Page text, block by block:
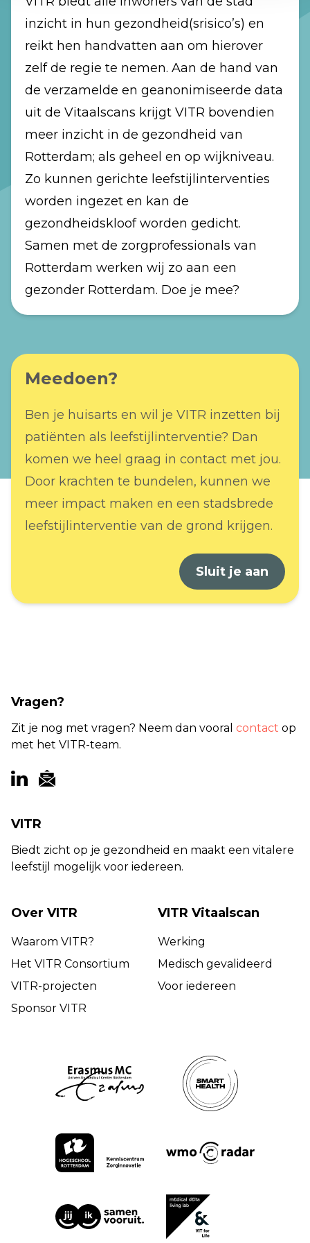
inzicht in hun gezondheid(srisico’s) en
reikt hen handvatten aan om hierover
zelf de regie te nemen. Aan de hand van
de verzamelde en geanonimiseerde data
uit de Vitaalscans krijgt VITR bovendien
meer inzicht in de gezondheid van
Rotterdam; als geheel en op wijkniveau.
Zo kunnen gerichte leefstijlinterventies
worden ingezet en kan de
gezondheidskloof worden gedicht.
Samen met de zorgprofessionals van
Rotterdam werken wij zo aan een
gezonder Rotterdam. Doe je mee?
Meedoen?
Ben je huisarts en wil je VITR inzetten bij
patiënten als leefstijlinterventie? Dan
komen we heel graag in contact met jou.
Door krachten te bundelen, kunnen we
meer impact maken en een stadsbrede
leefstijlinterventie van de grond krijgen.
Sluit je aan
Vragen?
Zit je nog met vragen? Neem dan vooral contact op
met het VITR-team.
VITR
Biedt zicht op je gezondheid en maakt een vitalere
leefstijl mogelijk voor iedereen.
Over VITR
Waarom VITR?
Het VITR Consortium
VITR-projecten
Sponsor VITR
VITR Vitaalscan
Werking
Medisch gevalideerd
Voor iedereen